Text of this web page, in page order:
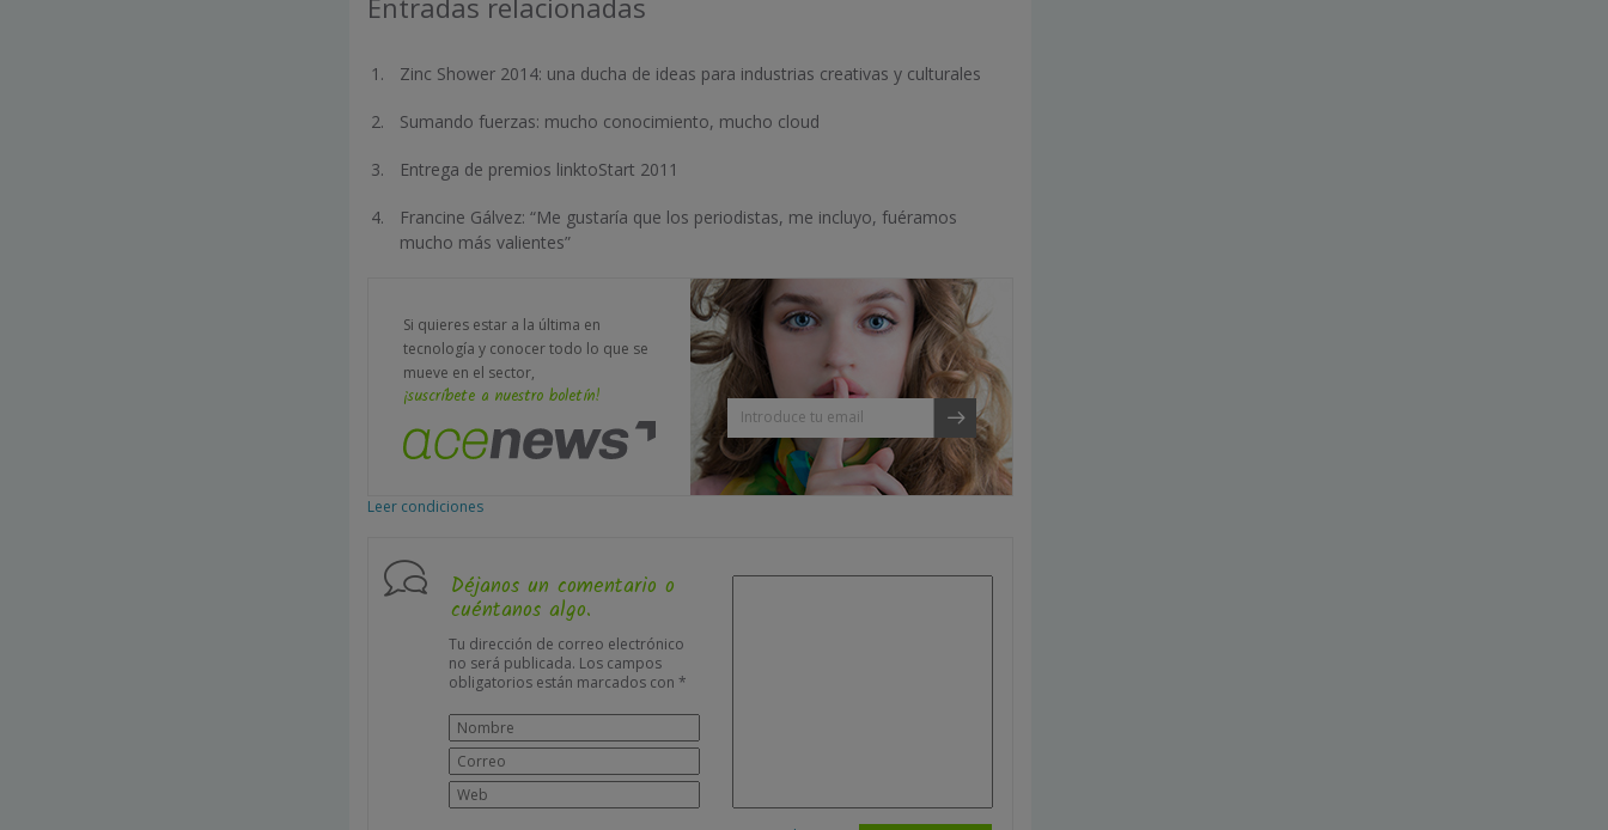
Entradas relacionadas
Zinc Shower 2014: una ducha de ideas para industrias creativas y culturales
Sumando fuerzas: mucho conocimiento, mucho cloud
Entrega de premios linktoStart 2011
Francine Gálvez: “Me gustaría que los periodistas, me incluyo, fuéramos
mucho más valientes”
Si quieres estar a la última en
tecnología y conocer todo lo que se
mueve en el sector,
¡suscríbete a nuestro boletín!
Leer condiciones
Déjanos un comentario o
cuéntanos algo.
Tu dirección de correo electrónico
no será publicada. Los campos
obligatorios están marcados con *